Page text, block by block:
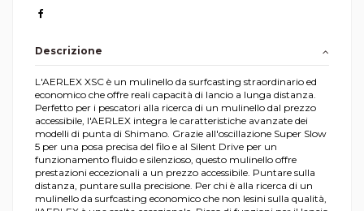
Descrizione
L'AERLEX XSC è un mulinello da surfcasting straordinario ed
economico che offre reali capacità di lancio a lunga distanza.
Perfetto per i pescatori alla ricerca di un mulinello dal prezzo
accessibile, l'AERLEX integra le caratteristiche avanzate dei
modelli di punta di Shimano. Grazie all'oscillazione Super Slow
5 per una posa precisa del filo e al Silent Drive per un
funzionamento fluido e silenzioso, questo mulinello offre
prestazioni eccezionali a un prezzo accessibile. Puntare sulla
distanza, puntare sulla precisione. Per chi è alla ricerca di un
mulinello da surfcasting economico che non lesini sulla qualità,